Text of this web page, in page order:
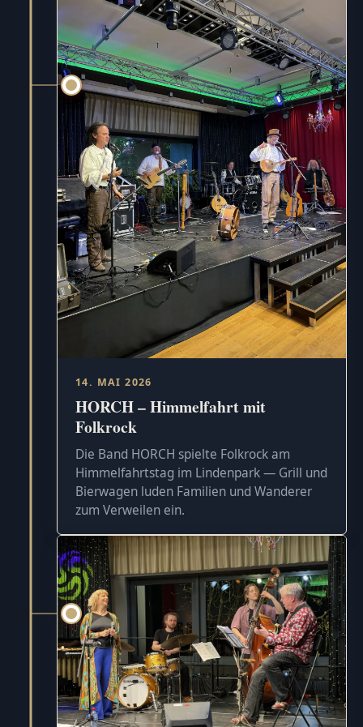
14. MAI 2026
HORCH – Himmelfahrt mit
Folkrock
Die Band HORCH spielte Folkrock am
Himmelfahrtstag im Lindenpark — Grill und
Bierwagen luden Familien und Wanderer
zum Verweilen ein.